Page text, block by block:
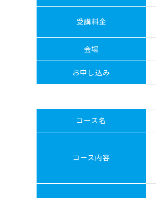
受講料金
会場
お申し込み
コース名
コース内容